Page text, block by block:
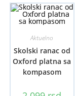
Aktuelno
Skolski ranac od
Oxford platna sa
kompasom